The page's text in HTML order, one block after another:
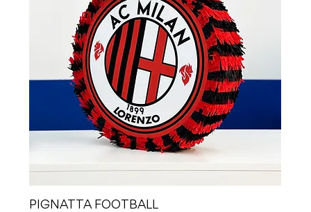
PIGNATTA FOOTBALL